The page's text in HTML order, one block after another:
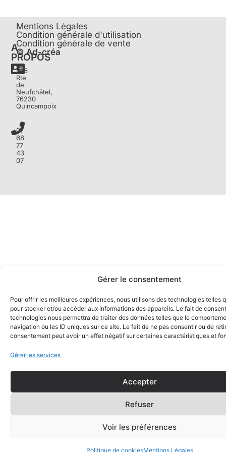
Gérer le consentement
Pour offrir les meilleures expériences, nous utilisons des technologies telles
pour stocker et/ou accéder aux informations des appareils. Le fait de
technologies nous permettra de traiter des données telles que le
navigation ou les ID uniques sur ce site. Le fait de ne pas consentir ou de
consentement peut avoir un effet négatif sur certaines caractéristiques et
Gérer les services
Accepter
Refuser
Voir les préférences
Politique de cookiesMentions Légales
A
PROPOS
476
Rte
de
Neufchâtel,
76230
Quincampoix
07
68
77
43
07
Mentions Légales
Condition générale d'utilisation
Condition générale de vente
© Ad-créa